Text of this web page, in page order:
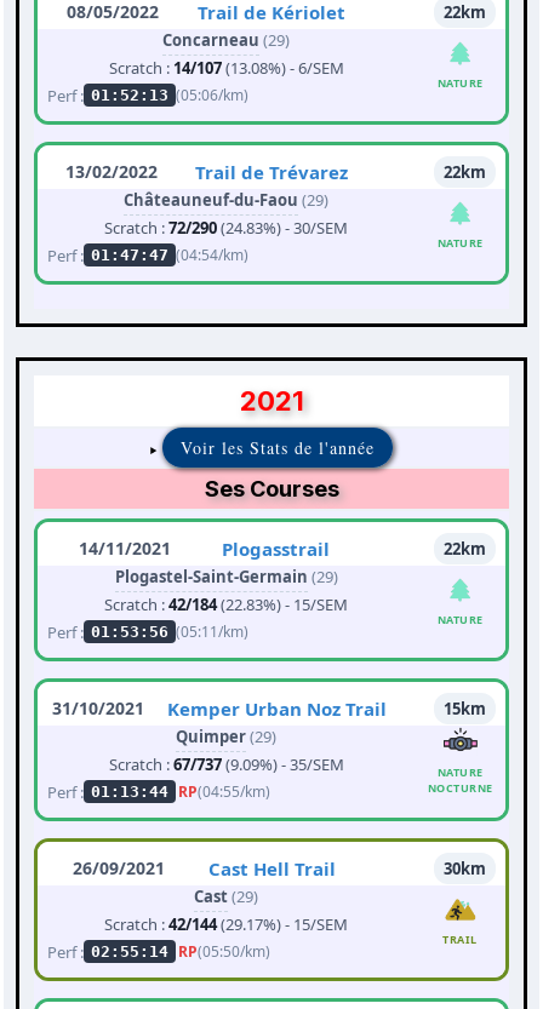
08/05/2022 Trail de Kériolet
22km
Concarneau (29)
Scratch : 14/107(13.08%) - 6/SEM
Perf : 01:52:13 (05:06/km)
NATURE
13/02/2022 Trail de Trévarez
22km
Châteauneuf-du-Faou (29)
Scratch :72/290(24.83%) - 30/SEM
Perf : 01:47:47 (04:54/km)
NATURE
2021
Voir les Stats de l'année
Ses Courses
14/11/2021 Plogasstrail
22km
Plogastel-Saint-Germain (29)
Scratch :42/184(22.83%) - 15/SEM
Perf : 01:53:56 (05:11/km)
NATURE
31/10/2021 Kemper Urban Noz Trail
15km
Quimper(29)
Scratch :67/737(9.09%) - 35/SEM
Perf : 01:13:44 RP(04:55/km)
NATURE
NOCTURNE
26/09/2021 Cast Hell Trail
30km
Cast(29)
Scratch :42/144(29.17%) - 15/SEM
Perf : 02:55:14 RP(05:50/km)
TRAIL